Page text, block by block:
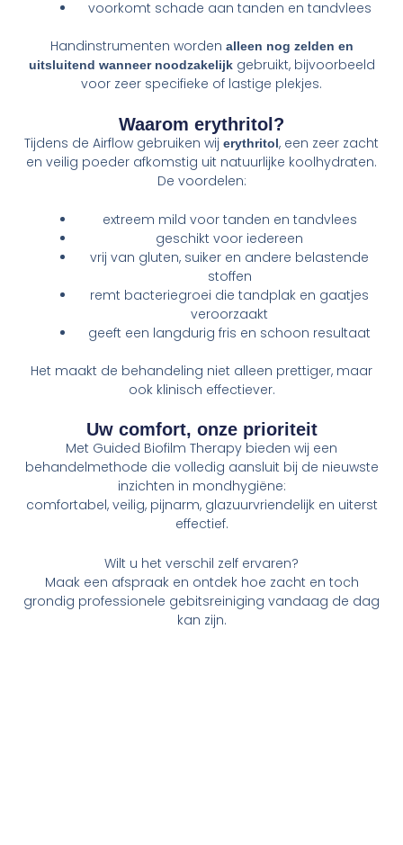
voorkomt schade aan tanden en tandvlees
Handinstrumenten worden alleen nog zelden en
uitsluitend wanneer noodzakelijkgebruikt, bijvoorbeeld
voor zeer specifieke of lastige plekjes.
Waarom erythritol?
Tijdens de Airflow gebruiken wij erythritol, een zeer zacht
en veilig poeder afkomstig uit natuurlijke koolhydraten.
De voordelen:
extreem mild voor tanden en tandvlees
geschikt voor iedereen
vrij van gluten, suiker en andere belastende
stoffen
remt bacteriegroei die tandplak en gaatjes
veroorzaakt
geeft een langdurig fris en schoon resultaat
Het maakt de behandeling niet alleen prettiger, maar
ook klinisch effectiever.
Uw comfort, onze prioriteit
Met Guided Biofilm Therapy bieden wij een
behandelmethode die volledig aansluit bij de nieuwste
inzichten in mondhygiëne:
comfortabel, veilig, pijnarm, glazuurvriendelijk en uiterst
effectief.
Wilt u het verschil zelf ervaren?
Maak een afspraak en ontdek hoe zacht en toch
grondig professionele gebitsreiniging vandaag de dag
kan zijn.